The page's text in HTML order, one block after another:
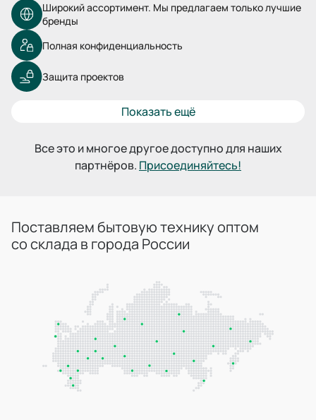
Широкий ассортимент. Мы предлагаем только лучшие
бренды
Полная конфиденциальность
Защита проектов
Показать ещё
Все это и многое другое доступно для наших
партнёров. Присоединяйтесь!
Поставляем бытовую технику оптом
со склада в города России